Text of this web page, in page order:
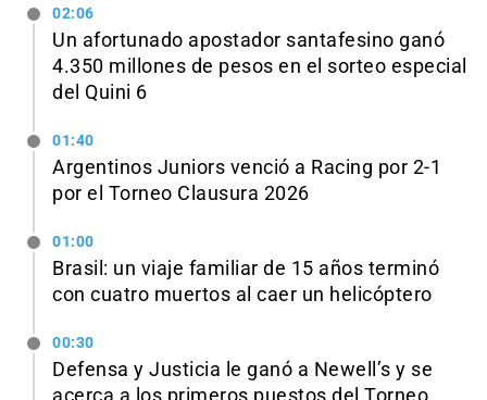
02:06
Un afortunado apostador santafesino ganó
4.350 millones de pesos en el sorteo especial
del Quini 6
01:40
Argentinos Juniors venció a Racing por 2-1
por el Torneo Clausura 2026
01:00
Brasil: un viaje familiar de 15 años terminó
con cuatro muertos al caer un helicóptero
00:30
Defensa y Justicia le ganó a Newell’s y se
acerca a los primeros puestos del Torneo